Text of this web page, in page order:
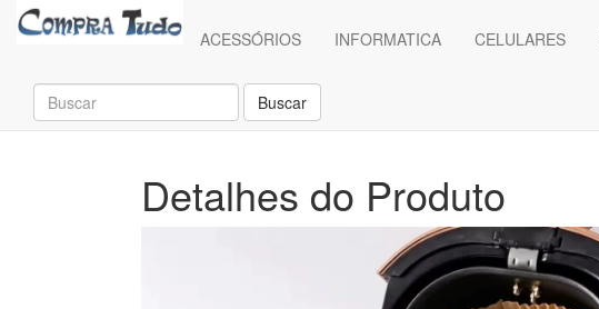
ACESSÓRIOS(current)INFORMATICA CELULARES
Buscar
Detalhes do Produto